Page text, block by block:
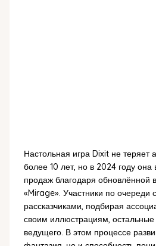
Настольная игра Dixit не теряет
более 10 лет, но в 2024 году она
продаж благодаря обновлённой
«Mirage». Участники по очереди
рассказчиками, подбирая
своим иллюстрациям,
ведущего. В этом процессе